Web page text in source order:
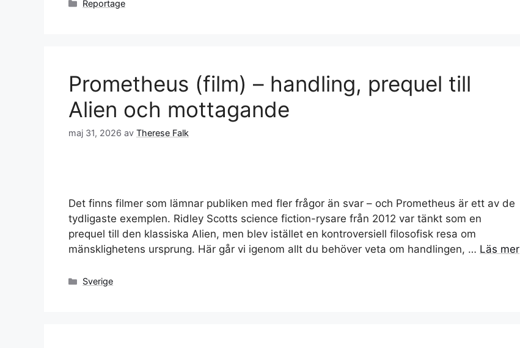
Kategorier
Reportage
Prometheus (film) – handling, prequel till
Alien och mottagande
maj 31, 2026 av Therese Falk
Det finns filmer som lämnar publiken med fler frågor än svar – och Prometheus är ett av de
tydligaste exemplen. Ridley Scotts science fiction-rysare från 2012 var tänkt som en
prequel till den klassiska Alien, men blev istället en kontroversiell filosofisk resa om
mänsklighetens ursprung. Här går vi igenom allt du behöver veta om handlingen, … Läs mer
Kategorier
Sverige